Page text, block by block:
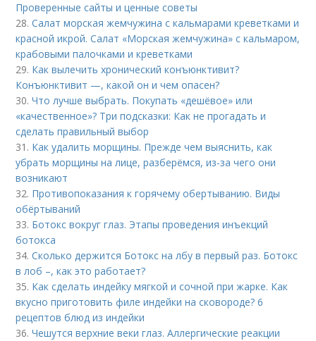
Проверенные сайты и ценные советы
28.Салат морская жемчужина с кальмарами креветками и
красной икрой. Салат «Морская жемчужина» с кальмаром,
крабовыми палочками и креветками
29. Как вылечить хронический конъюнктивит?
Конъюнктивит —, какой он и чем опасен?
30.Что лучше выбрать. Покупать «дешёвое» или
«качественное»? Три подсказки: Как не прогадать и
сделать правильный выбор
31. Как удалить морщины. Прежде чем выяснить, как
убрать морщины на лице, разберёмся, из-за чего они
возникают
32. Противопоказания к горячему обертыванию. Виды
обёртываний
33. Ботокс вокруг глаз. Этапы проведения инъекций
ботокса
34.Сколько держится Ботокс на лбу в первый раз. Ботокс
в лоб –, как это работает?
35. Как сделать индейку мягкой и сочной при жарке. Как
вкусно приготовить филе индейки на сковороде? 6
рецептов блюд из индейки
36.Чешутся верхние веки глаз. Аллергические реакции